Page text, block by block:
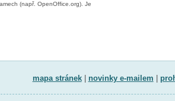
(např. OpenOffice.org). Je
mapa stránek| novinky e-mailem